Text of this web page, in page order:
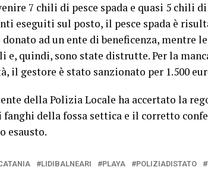
7 chili di pesce spada e quasi 5 chili
eseguiti sul posto, il pesce spada è
ad un ente di beneficenza, mentre
e, quindi, sono state distrutte. Per la
il gestore è stato sanzionato per 1.500
della Polizia Locale ha accertato la
della fossa settica e il corretto
esausto.
LIDIBALNEARI PLAYA POLIZIADISTATO